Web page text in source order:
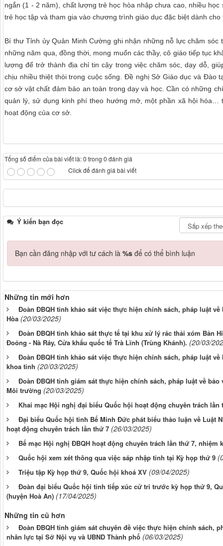
ngắn (1 - 2 năm), chất lượng trẻ học hòa nhập chưa cao, nhiều
trẻ học tập và tham gia vào chương trình giáo dục đặc biệt dành
Bí thư Tỉnh ủy Quản Minh Cường ghi nhận những nỗ lực chăm sóc
những năm qua, đồng thời, mong muốn các thầy, cô giáo tiếp tục
lượng để trở thành địa chỉ tin cậy trong việc chăm sóc, dạy dỗ,
chịu nhiều thiệt thòi trong cuộc sống. Đề nghị Sở Giáo dục và Đào
cơ sở vật chất đảm bảo an toàn trong dạy và học. Cần có những
quản lý, sử dụng kinh phí theo hướng mở, một phần xã hội hóa…
hoạt động của cơ sở.
Tổng số điểm của bài viết là: 0 trong 0 đánh giá
Click để đánh giá bài viết
Ý kiến bạn đọc
Bạn cần đăng nhập với tư cách là %s để có thể bình luận
Những tin mới hơn
Đoàn ĐBQH tỉnh khảo sát việc thực hiện chính sách, pháp luật
Hòa (20/03/2025)
Đoàn ĐBQH tỉnh khảo sát thực tế tại khu xử lý rác thải xóm Bản
Đoỏng - Nà Ráy, Cửa khẩu quốc tế Trà Lĩnh (Trùng Khánh). (20/03/
Đoàn ĐBQH tỉnh khảo sát việc thực hiện chính sách, pháp luật
khoa tỉnh (20/03/2025)
Đoàn ĐBQH tỉnh giám sát thực hiện chính sách, pháp luật về
Môi trường (20/03/2025)
Khai mạc Hội nghị đại biểu Quốc hội hoạt động chuyên trách lần
Đại biểu Quốc hội tỉnh Bế Minh Đức phát biểu thảo luận về Luật
hoạt động chuyên trách lần thứ 7 (26/03/2025)
Bế mạc Hội nghị ĐBQH hoạt động chuyên trách lần thứ 7, nhiệm
Quốc hội xem xét thông qua việc sáp nhập tỉnh tại Kỳ họp thứ 9
Triệu tập Kỳ họp thứ 9, Quốc hội khoá XV (09/04/2025)
Đoàn đại biểu Quốc hội tỉnh tiếp xúc cử tri trước kỳ họp thứ 9,
(huyện Hoà An) (17/04/2025)
Những tin cũ hơn
Đoàn ĐBQH tỉnh giám sát chuyên đề việc thực hiện chính sách,
nhân lực tại Sở Nội vụ và UBND Thành phố (06/03/2025)